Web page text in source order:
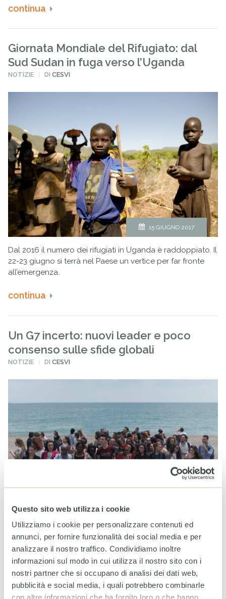
Questo sito web utilizza i cookie
Utilizziamo i cookie per personalizzare contenuti ed
annunci, per fornire funzionalità dei social media e per
analizzare il nostro traffico. Condividiamo inoltre
informazioni sul modo in cui utilizza il nostro sito con i
nostri partner che si occupano di analisi dei dati web,
pubblicità e social media, i quali potrebbero combinarle
continua
Giornata Mondiale del Rifugiato: dal
Sud Sudan in fuga verso l’Uganda
PUBBLICATO
NOTIZIE DICESVI
15 GIUGNO 2017
Dal 2016 il numero dei rifugiati in Uganda è raddoppiato. Il
22-23 giugno si terrà nel Paese un vertice per far fronte
all’emergenza.
continua
Un G7 incerto: nuovi leader e poco
consenso sulle sfide globali
PUBBLICATO
NOTIZIE DICESVI
Le sfide globali sembrano essere state messe da parte dai
sette grandi.
continua